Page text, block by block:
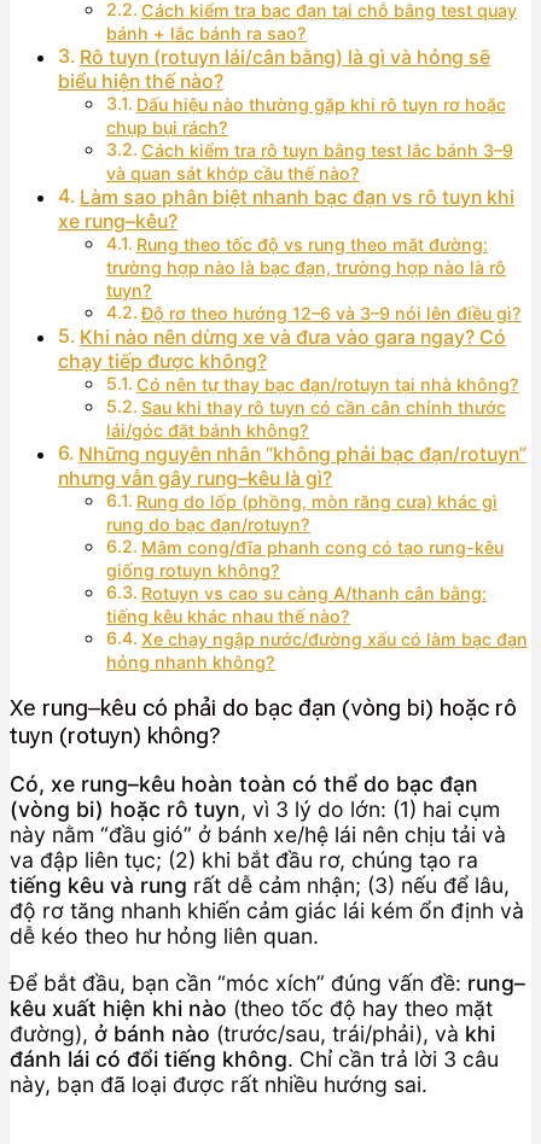
Cách kiểm tra bạc đạn tại chỗ bằng test quay
bánh + lắc bánh ra sao?
Rô tuyn (rotuyn lái/cân bằng) là gì và hỏng sẽ
biểu hiện thế nào?
Dấu hiệu nào thường gặp khi rô tuyn rơ hoặc
chụp bụi rách?
Cách kiểm tra rô tuyn bằng test lắc bánh 3–9
và quan sát khớp cầu thế nào?
Làm sao phân biệt nhanh bạc đạn vs rô tuyn khi
xe rung–kêu?
Rung theo tốc độ vs rung theo mặt đường:
trường hợp nào là bạc đạn, trường hợp nào là rô
tuyn?
Độ rơ theo hướng 12–6 và 3–9 nói lên điều gì?
Khi nào nên dừng xe và đưa vào gara ngay? Có
chạy tiếp được không?
Có nên tự thay bạc đạn/rotuyn tại nhà không?
Sau khi thay rô tuyn có cần cân chỉnh thước
lái/góc đặt bánh không?
Những nguyên nhân “không phải bạc đạn/rotuyn”
nhưng vẫn gây rung–kêu là gì?
Rung do lốp (phồng, mòn răng cưa) khác gì
rung do bạc đạn/rotuyn?
Mâm cong/đĩa phanh cong có tạo rung-kêu
giống rotuyn không?
Rotuyn vs cao su càng A/thanh cân bằng:
tiếng kêu khác nhau thế nào?
Xe chạy ngập nước/đường xấu có làm bạc đạn
hỏng nhanh không?
Xe rung–kêu có phải do bạc đạn (vòng bi) hoặc rô
tuyn (rotuyn) không?
Có, xe rung–kêu hoàn toàn có thể do bạc đạn
(vòng bi) hoặc rô tuyn, vì 3 lý do lớn: (1) hai cụm
này nằm “đầu gió” ở bánh xe/hệ lái nên chịu tải và
va đập liên tục; (2) khi bắt đầu rơ, chúng tạo ra
tiếng kêu và rung rất dễ cảm nhận; (3) nếu để lâu,
độ rơ tăng nhanh khiến cảm giác lái kém ổn định và
dễ kéo theo hư hỏng liên quan.
Để bắt đầu, bạn cần “móc xích” đúng vấn đề: rung–
kêu xuất hiện khi nào (theo tốc độ hay theo mặt
đường), ở bánh nào (trước/sau, trái/phải), và khi
đánh lái có đổi tiếng không. Chỉ cần trả lời 3 câu
này, bạn đã loại được rất nhiều hướng sai.